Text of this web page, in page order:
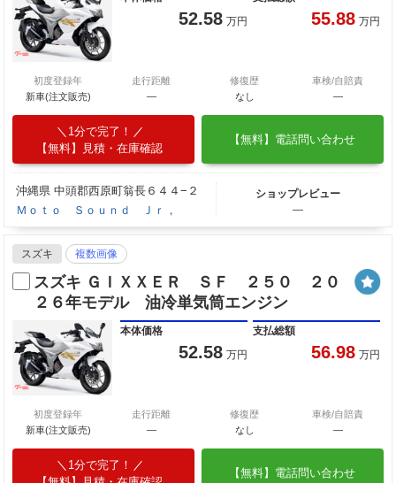
52.58 万円 55.88 万円
初度登録年
新車(注文販売)
走行距離
―
修復歴
なし
車検/自賠責
―
1分で完了！
【無料】見積・在庫確認
【無料】電話問い合わせ
沖縄県 中頭郡西原町翁長６４４−２
Ｍｏｔｏ Ｓｏｕｎｄ Ｊｒ，
ショップレビュー
―
スズキ 複数画像
スズキ ＧＩＸＸＥＲ ＳＦ ２５０ ２０
２６年モデル 油冷単気筒エンジン
本体価格
52.58 万円
支払総額
56.98 万円
初度登録年
新車(注文販売)
走行距離
―
修復歴
なし
車検/自賠責
―
1分で完了！
【無料】電話問い合わせ